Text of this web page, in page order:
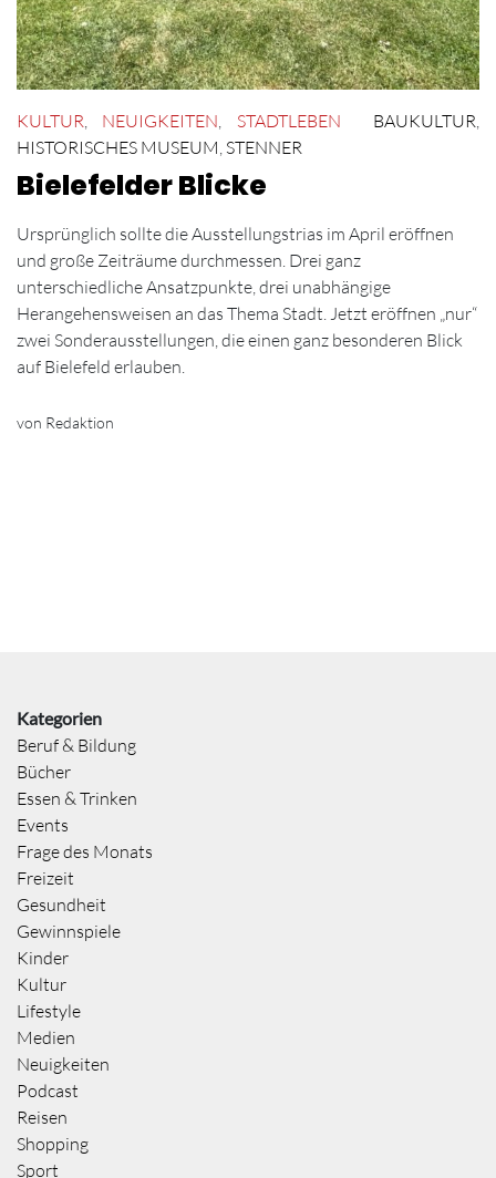
KULTUR NEUIGKEITEN STADTLEBEN BAUKULTUR
HISTORISCHES MUSEUM STENNER
Bielefelder Blicke
Ursprünglich sollte die Ausstellungstrias im April eröffnen
und große Zeiträume durchmessen. Drei ganz
unterschiedliche Ansatzpunkte, drei unabhängige
Herangehensweisen an das Thema Stadt. Jetzt eröffnen „nur“
zwei Sonderausstellungen, die einen ganz besonderen Blick
auf Bielefeld erlauben.
von Redaktion
Kategorien
Beruf & Bildung
Bücher
Essen & Trinken
Events
Frage des Monats
Freizeit
Gesundheit
Gewinnspiele
Kinder
Kultur
Lifestyle
Medien
Neuigkeiten
Podcast
Reisen
Shopping
Sport